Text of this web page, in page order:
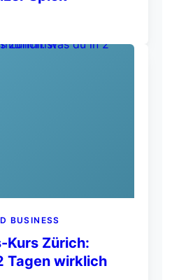
BUSINESS
Kurs Zürich:
Tagen wirklich